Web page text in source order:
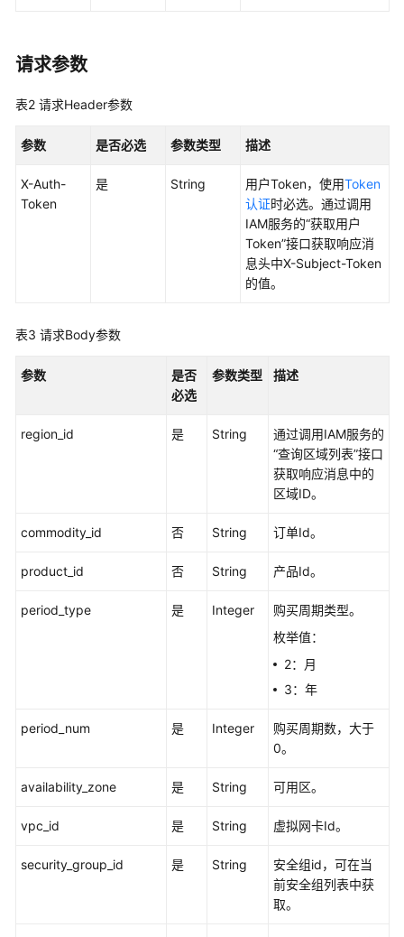
概
用
API
API
发
开
API（V2）
管
数
接
购
请求参数
表2 请求Header参数
参数 是否必选 参数类型 描述
X-Auth-
Token
是 String 用户Token，使用Token
认证时必选。通过调用
IAM服务的“获取用户
Token”接口获取响应消
息头中X-Subject-Token
的值。
表3 请求Body参数
参数
是否
必选
参数类型 描述
region_id 是 String
通过调用IAM服务的
“查询区域列表”接口
获取响应消息中的
区域ID。
commodity_id 否 String 订单Id。
product_id 否 String 产品Id。
period_type 是 Integer
购买周期类型。
枚举值：
2：月
3：年
period_num 是 Integer
购买周期数，大于
0。
availability_zone 是 String 可用区。
vpc_id 是 String 虚拟网卡Id。
security_group_id 是 String
安全组id，可在当
前安全组列表中获
取。